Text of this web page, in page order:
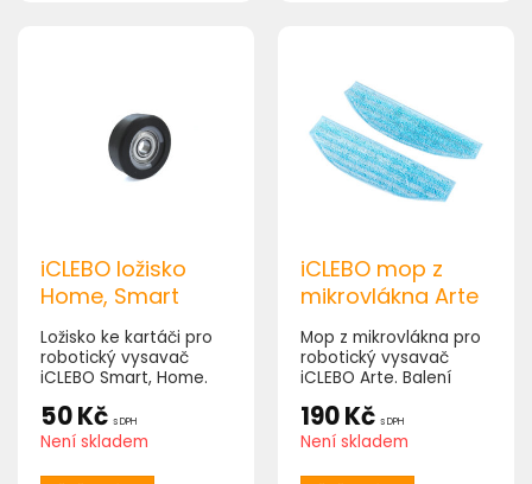
iCLEBO ložisko
Home, Smart
Ložisko ke kartáči pro
robotický vysavač
iCLEBO Smart, Home.
50Kč s DPH
Není skladem
iCLEBO mop z
mikrovlákna Arte
Mop z mikrovlákna pro
robotický vysavač
iCLEBO Arte. Balení
190Kč s DPH
Není skladem